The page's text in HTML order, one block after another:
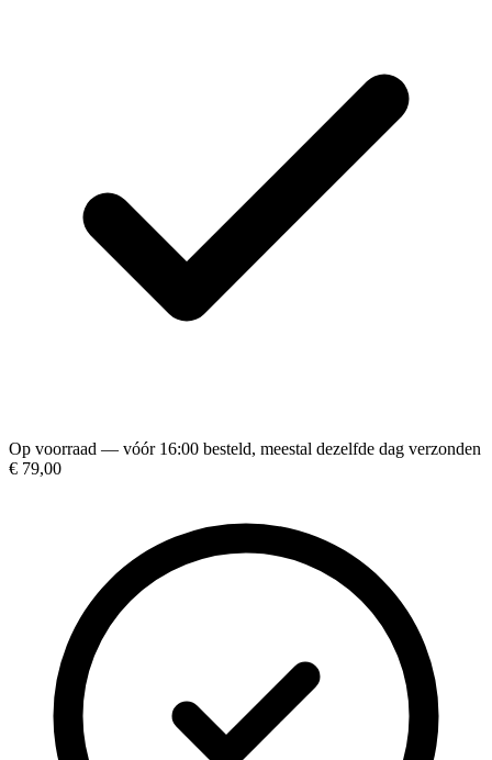
Op voorraad — vóór 16:00 besteld, meestal dezelfde dag verzonden
€ 79,00